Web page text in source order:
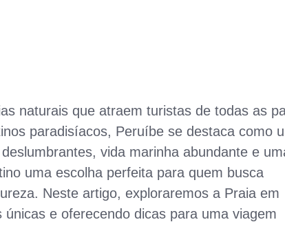
naturais que atraem turistas de todas as
paradisíacos, Peruíbe se destaca como
vida marinha abundante e
uma escolha perfeita para quem busca
Neste artigo, exploraremos a Praia em
e oferecendo dicas para uma viagem